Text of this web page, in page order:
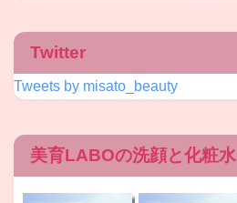
Twitter
Tweets by misato_beauty
美育LABOの洗顔と化粧水